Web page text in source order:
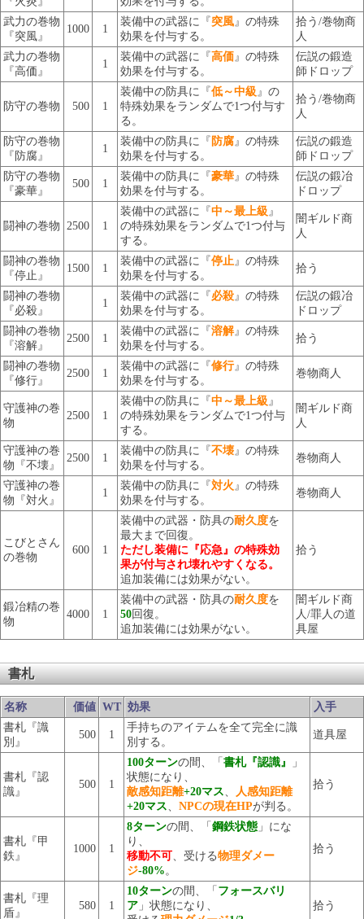
武力の巻物
『突風』
1000 1
装備中の武器に『突風 』の特殊
効果を付与する。
拾う/巻物商
人
武力の巻物
『高価』
1
装備中の武器に『高価 』の特殊
効果を付与する。
伝説の鍛造
師ドロップ
防守の巻物 500 1
装備中の防具に『低～中級 』の
特殊効果をランダムで1つ付与す
る。
拾う/巻物商
人
防守の巻物
『防腐』
1
装備中の防具に『 防腐 』の特殊
効果を付与する。
伝説の鍛造
師ドロップ
防守の巻物
『豪華』
500 1
装備中の防具に『豪華 』の特殊
効果を付与する。
伝説の鍛冶
ドロップ
闘神の巻物 2500 1
装備中の武器に『中～最上級 』
の特殊効果をランダムで1つ付与
する。
闇ギルド商
人
闘神の巻物
『停止』
1500 1
装備中の武器に『停止 』の特殊
効果を付与する。
拾う
闘神の巻物
『必殺』
1
装備中の武器に『必殺 』の特殊
効果を付与する。
伝説の鍛冶
ドロップ
闘神の巻物
『溶解』
2500 1
装備中の武器に『溶解』の特殊
効果を付与する。
拾う
闘神の巻物
『修行』
2500 1
装備中の武器に『修行』の特殊
効果を付与する。
巻物商人
守護神の巻
物
2500 1
装備中の防具に『中～最上級 』
の特殊効果をランダムで1つ付与
する。
闇ギルド商
人
守護神の巻
物『不壊』
2500 1
装備中の防具に『不壊 』の特殊
効果を付与する。
巻物商人
守護神の巻
物『対火』
1
装備中の防具に『対火 』の特殊
効果を付与する。
巻物商人
こびとさん
の巻物
600 1
装備中の武器・防具の耐久度を
最大まで回復。
ただし装備に『応急』の特殊効
果が付与され壊れやすくなる。
追加装備には効果がない。
拾う
鍛冶精の巻
物
4000 1
装備中の武器・防具の耐久度を
50回復。
追加装備には効果がない。
闇ギルド商
人/罪人の道
具屋
書札
名称 価値 WT 効果
入手
書札『識
別』
500 1
手持ちのアイテムを全て完全に識
別する。
道具屋
書札『認
識』
500 1
100ターンの間、「書札『認識』
」
状態になり、
敵感知距離+20マス
人感知距離
+20マス
NPCの現在HPが判る。
拾う
書札『甲
鉄』
1000 1
8ターンの間、「鋼鉄状態 」にな
り、
移動不可 、受ける物理ダメー
ジ-80% 。
拾う
書札『理
盾』
580 1
10ターンの間、「 フォースバリ
ア 」状態になり、
拾う